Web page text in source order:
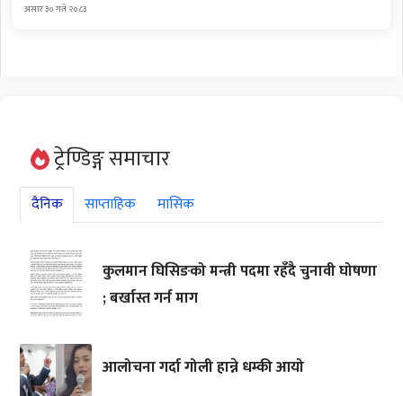
असार ३० गते २०८३
ट्रेण्डिङ्ग समाचार
दैनिक साप्ताहिक मासिक
कुलमान घिसिङको मन्त्री पदमा रहँदै चुनावी घोषणा
; बर्खास्त गर्न माग
आलोचना गर्दा गोली हान्ने धम्की आयो